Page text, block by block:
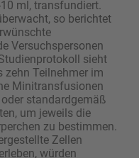
ml, transfundiert.
so berichtet
Versuchspersonen
sieht
zehn Teilnehmer im
Minitransfusionen
standardgemäß
um jeweils die
zu bestimmen.
Zellen
würden